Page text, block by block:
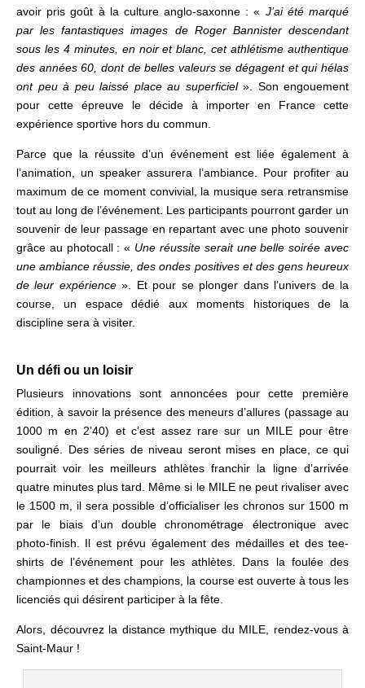
avoir pris goût à la culture anglo-saxonne : « J’ai été marqué
par les fantastiques images de Roger Bannister descendant
sous les 4 minutes, en noir et blanc, cet athlétisme authentique
des années 60, dont de belles valeurs se dégagent et qui hélas
ont peu à peu laissé place au superficiel»
Son engouement
pour cette épreuve le décide à importer en France cette
expérience sportive hors du commun.
Parce que la réussite d’un événement est liée également à
l’animation, un speaker assurera l’ambiance. Pour profiter au
maximum de ce moment convivial, la musique sera retransmise
tout au long de l’événement. L es participants pourront garder un
souvenir de leur passage en repartant avec une photo souvenir
grâce au photocall : « Une réussite serait une belle soirée avec
une ambiance réussie, des ondes positives et des gens heureux
de leur expérience». Et pour se plonger dans l’univers de la
course, un espace dédié aux moments historiques de la
discipline sera à visiter.
Un défi ou un loisir
Plusieurs innovations sont annoncées pour cette première
édition, à savoir la présence des meneurs d’allures (passage au
1000 m en 2’40) et c’est assez rare sur un MILE pour être
souligné. Des séries de niveau seront mises en place, ce qui
pourrait voir les meilleurs athlètes franchir la ligne d’arrivée
quatre minutes plus tard. Même si le MILE ne peut rivaliser avec
le 1500 m, il sera possible d’officialiser les chronos sur 1500 m
par le biais d’un double chronométrage électronique avec
photo-finish. Il est prévu également des médailles et des tee-
shirts de l’événement pour les athlètes . Dans la foulée des
championnes et des champions, la course est ouverte à tous les
licenciés qui désirent participer à la fête.
Alors, découvrez la distance mythique du MILE, rendez-vous à
Saint-Maur !